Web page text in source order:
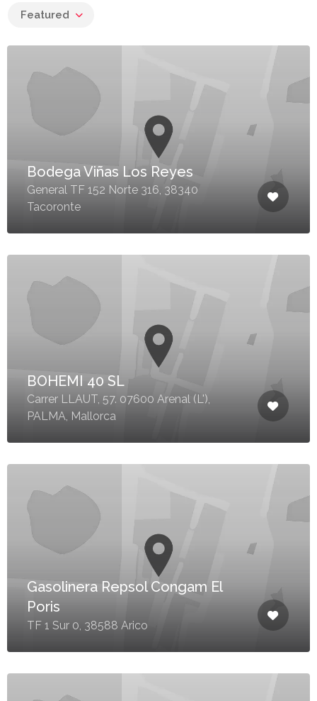
Featured
Bodega Viñas Los Reyes
General TF 152 Norte 316, 38340
Tacoronte
BOHEMI 40 SL
Carrer LLAUT, 57. 07600 Arenal (L'),
PALMA, Mallorca
Gasolinera Repsol Congam El
Poris
TF 1 Sur 0, 38588 Arico